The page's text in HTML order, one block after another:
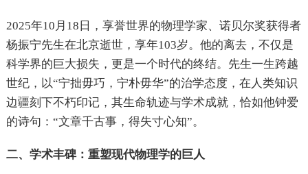
2025年10月18日，享誉世界的物理学家、诺贝尔奖获得者
杨振宁先生在北京逝世，享年103岁。他的离去，不仅是
科学界的巨大损失，更是一个时代的终结。先生一生跨越
世纪，以“宁拙毋巧，宁朴毋华”的治学态度，在人类知识
边疆刻下不朽印记，其生命轨迹与学术成就，恰如他钟爱
的诗句：“文章千古事，得失寸心知”。
二、学术丰碑：重塑现代物理学的巨人